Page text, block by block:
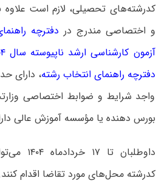
کدرشته‌های تحصیلی، لازم است
و اختصاصی مندرج در دفترچه
آزمون کارشناسی ارشد ناپیوسته سال ۱۴۰۴
دفترچه راهنمای انتخاب رشته، دارای
واجد شرایط و ضوابط اختصاصی
بورس دهنده یا مؤسسه آموزش عالی
کدرشته محل‌های مورد تقاضا اقدام